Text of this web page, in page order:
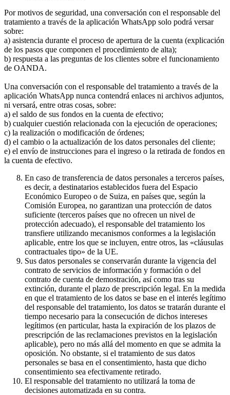
Por motivos de seguridad, una conversación con el responsable del
tratamiento a través de la aplicación WhatsApp solo podrá versar
sobre:
a) asistencia durante el proceso de apertura de la cuenta (explicación
de los pasos que componen el procedimiento de alta);
b) respuesta a las preguntas de los clientes sobre el funcionamiento
de OANDA.
Una conversación con el responsable del tratamiento a través de la
aplicación WhatsApp nunca contendrá enlaces ni archivos adjuntos,
ni versará, entre otras cosas, sobre:
a) el saldo de sus fondos en la cuenta de efectivo;
b) cualquier cuestión relacionada con la ejecución de operaciones;
c) la realización o modificación de órdenes;
d) el cambio o la actualización de los datos personales del cliente;
e) el envío de instrucciones para el ingreso o la retirada de fondos en
la cuenta de efectivo.
En caso de transferencia de datos personales a terceros países,
es decir, a destinatarios establecidos fuera del Espacio
Económico Europeo o de Suiza, en países que, según la
Comisión Europea, no garantizan una protección de datos
suficiente (terceros países que no ofrecen un nivel de
protección adecuado), el responsable del tratamiento los
transfiere utilizando mecanismos conformes a la legislación
aplicable, entre los que se incluyen, entre otros, las «cláusulas
contractuales tipo» de la UE.
Sus datos personales se conservarán durante la vigencia del
contrato de servicios de información y formación o del
contrato de cuenta de demostración, así como tras su
extinción, durante el plazo de prescripción legal. En la medida
en que el tratamiento de los datos se base en el interés legítimo
del responsable del tratamiento, los datos se tratarán durante el
tiempo necesario para la consecución de dichos intereses
legítimos (en particular, hasta la expiración de los plazos de
prescripción de las reclamaciones previstos en la legislación
aplicable), pero no más allá del momento en que se admita la
oposición. No obstante, si el tratamiento de sus datos
personales se basa en el consentimiento, hasta que dicho
consentimiento sea efectivamente retirado.
El responsable del tratamiento no utilizará la toma de
decisiones automatizada en su contra.